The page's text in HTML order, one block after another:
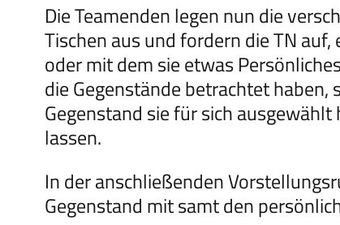
Die Teamenden legen nun die
Tischen aus und fordern die TN
oder mit dem sie etwas
die Gegenstände betrachtet
Gegenstand sie für sich
lassen.
In der anschließenden
Gegenstand mit samt den